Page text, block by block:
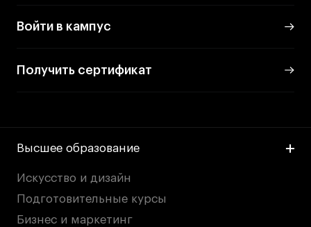
Войти в кампус
Получить сертификат
Высшее образование
Искусство и дизайн
Подготовительные курсы
Бизнес и маркетинг